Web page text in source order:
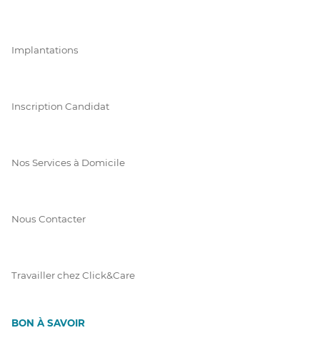
Implantations
Inscription Candidat
Nos Services à Domicile
Nous Contacter
Travailler chez Click&Care
BON À SAVOIR